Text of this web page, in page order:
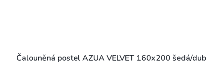
Čalouněná postel AZUA VELVET 160x200 šedá/dub